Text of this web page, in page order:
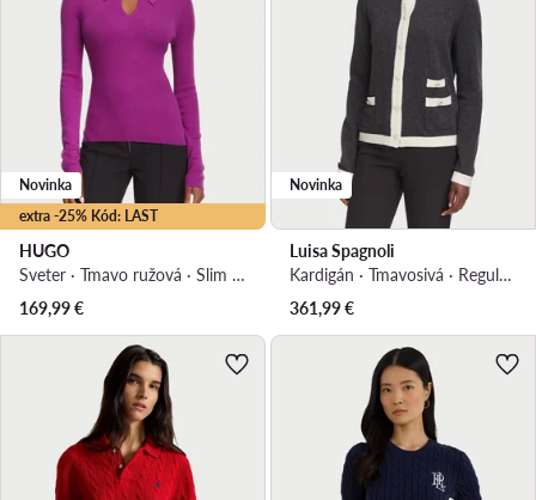
extra -25% Kód: LAST
Novinka
HUGO
Sveter · Tmavo ružová · Slim fit
169,99€
Novinka
Luisa Spagnoli
Kardigán · Tmavosivá · Regular fit
361,99€